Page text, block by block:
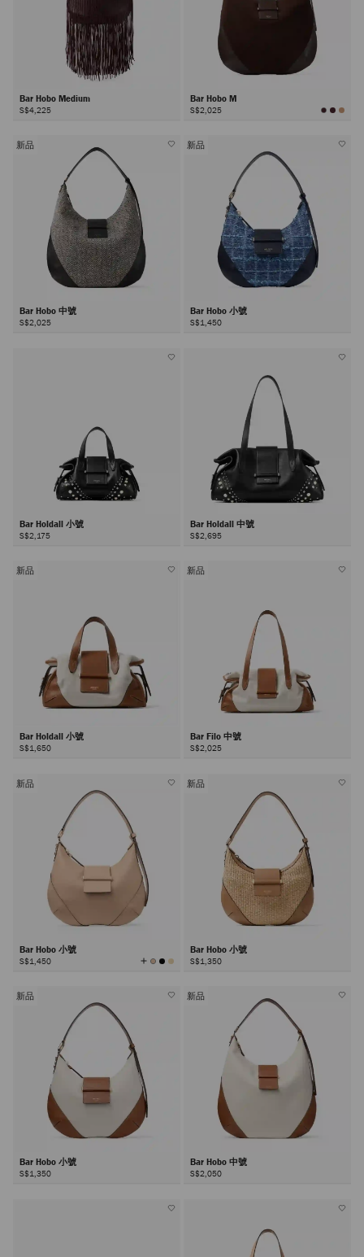
Bar Hobo Medium
S$4,225
Bar Hobo M
S$2,025
新品
Bar Hobo 中號
S$2,025
新品
Bar Hobo 小號
S$1,450
Bar Holdall 小號
S$2,175
Bar Holdall 中號
S$2,695
新品
Bar Holdall 小號
S$1,650
新品
Bar Filo 中號
S$2,025
新品
Bar Hobo 小號
S$1,450 查
看
新品
Bar Hobo 小號
S$1,350
新品
Bar Hobo 小號
S$1,350
新品
Bar Hobo 中號
S$2,050